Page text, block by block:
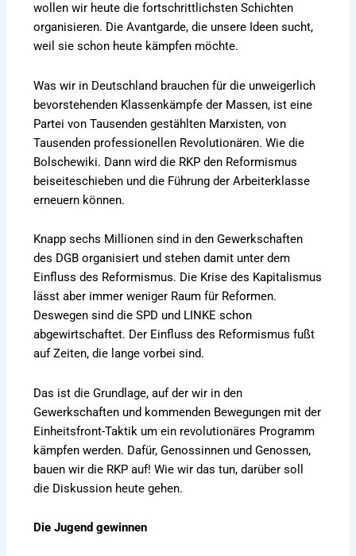
wollen wir heute die fortschrittlichsten Schichten
organisieren. Die Avantgarde, die unsere Ideen sucht,
weil sie schon heute kämpfen möchte.
Was wir in Deutschland brauchen für die unweigerlich
bevorstehenden Klassenkämpfe der Massen, ist eine
Partei von Tausenden gestählten Marxisten, von
Tausenden professionellen Revolutionären. Wie die
Bolschewiki. Dann wird die RKP den Reformismus
beiseiteschieben und die Führung der Arbeiterklasse
erneuern können.
Knapp sechs Millionen sind in den Gewerkschaften
des DGB organisiert und stehen damit unter dem
Einfluss des Reformismus. Die Krise des Kapitalismus
lässt aber immer weniger Raum für Reformen.
Deswegen sind die SPD und LINKE schon
abgewirtschaftet. Der Einfluss des Reformismus fußt
auf Zeiten, die lange vorbei sind.
Das ist die Grundlage, auf der wir in den
Gewerkschaften und kommenden Bewegungen mit der
Einheitsfront-Taktik um ein revolutionäres Programm
kämpfen werden. Dafür, Genossinnen und Genossen,
bauen wir die RKP auf! Wie wir das tun, darüber soll
die Diskussion heute gehen.
Die Jugend gewinnen